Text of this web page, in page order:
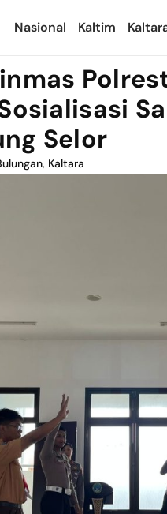
Nasional Kaltim
Selor
, Kaltara